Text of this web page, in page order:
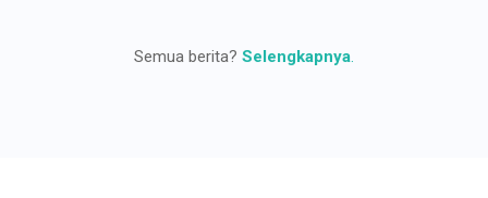
Semua berita? Selengkapnya